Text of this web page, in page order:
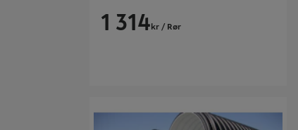
1 314 kr / Rør